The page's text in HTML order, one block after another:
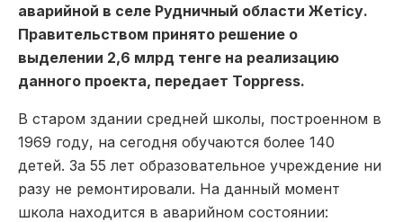
аварийной в селе Рудничный области Жетісу.
Правительством принято решение о
выделении 2,6 млрд тенге на реализацию
данного проекта, передает Toppress.
В старом здании средней школы, построенном в
1969 году, на сегодня обучаются более 140
детей. За 55 лет образовательное учреждение ни
разу не ремонтировали. На данный момент
школа находится в аварийном состоянии: